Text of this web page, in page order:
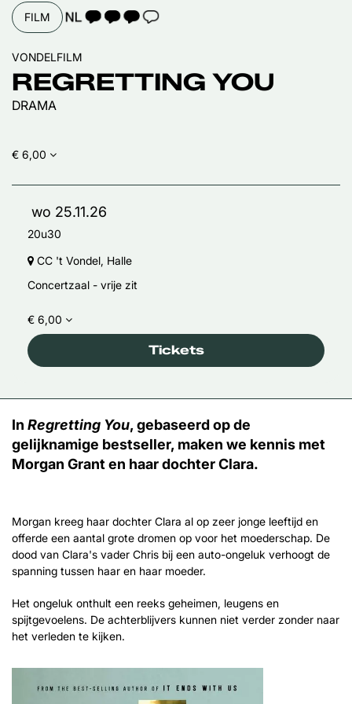
FILM TAALICOON 3
REGRETTING YOU
DRAMA
VONDELFILM
€ 6,00
wo 25.11.26
20u30
CC 't Vondel, Halle
Concertzaal - vrije zit
€ 6,00
Tickets
In Regretting You, gebaseerd op de
gelijknamige bestseller, maken we kennis met
Morgan Grant en haar dochter Clara.
Morgan kreeg haar dochter Clara al op zeer jonge leeftijd en
offerde een aantal grote dromen op voor het moederschap. De
dood van Clara's vader Chris bij een auto-ongeluk verhoogt de
spanning tussen haar en haar moeder.
Het ongeluk onthult een reeks geheimen, leugens en
spijtgevoelens. De achterblijvers kunnen niet verder zonder naar
het verleden te kijken.